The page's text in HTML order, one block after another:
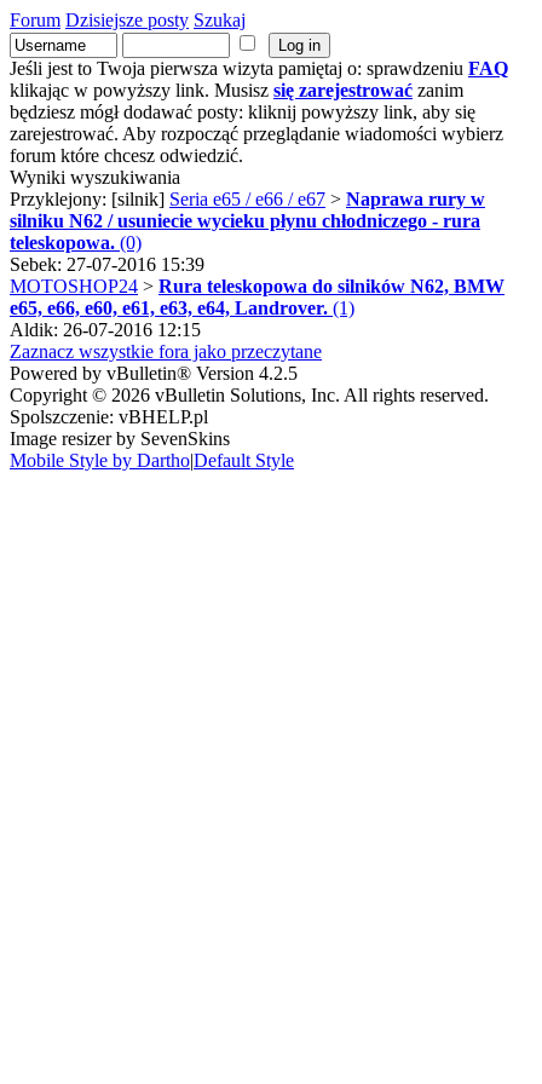
Forum Dzisiejsze posty Szukaj
Jeśli jest to Twoja pierwsza wizyta pamiętaj o: sprawdzeniu FAQ
klikając w powyższy link. Musisz się zarejestrować zanim
będziesz mógł dodawać posty: kliknij powyższy link, aby się
zarejestrować. Aby rozpocząć przeglądanie wiadomości wybierz
forum które chcesz odwiedzić.
Wyniki wyszukiwania
Przyklejony: [silnik] Seria e65 / e66 / e67 > Naprawa rury w
silniku N62 / usuniecie wycieku płynu chłodniczego - rura
teleskopowa. (0)
Sebek: 27-07-2016 15:39
MOTOSHOP24 > Rura teleskopowa do silników N62, BMW
e65, e66, e60, e61, e63, e64, Landrover. (1)
Aldik: 26-07-2016 12:15
Zaznacz wszystkie fora jako przeczytane
Powered by vBulletin® Version 4.2.5
Copyright © 2026 vBulletin Solutions, Inc. All rights reserved.
Spolszczenie: vBHELP.pl
Image resizer by SevenSkins
Mobile Style by Dartho|Default Style